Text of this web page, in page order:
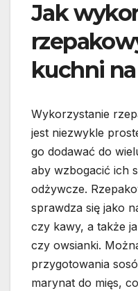
Jak
kuchni
Wykorzystanie
jest niezwykle
go dodawać do
aby wzbogacić ich
odżywcze.
sprawdza się jako
czy kawy, a także
czy owsianki.
przygotowania
marynat do mięs,